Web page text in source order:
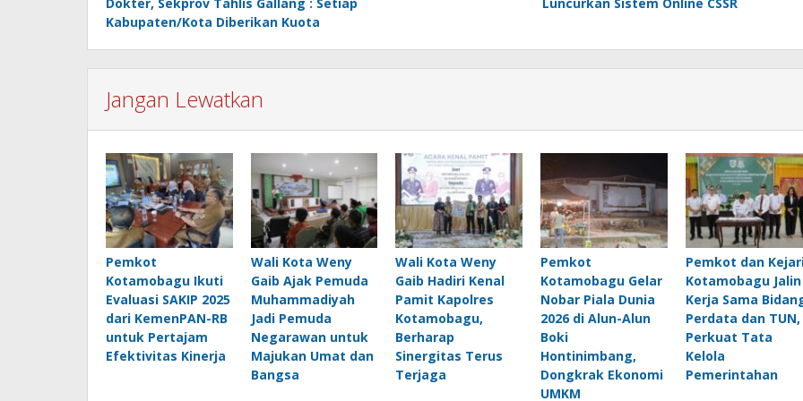
Kabupaten/Kota Diberikan Kuota
Jangan Lewatkan
Pemkot
Kotamobagu Ikuti
Evaluasi SAKIP 2025
dari KemenPAN-RB
untuk Pertajam
Efektivitas Kinerja
Wali Kota Weny
Gaib Ajak Pemuda
Muhammadiyah
Jadi Pemuda
Negarawan untuk
Majukan Umat dan
Bangsa
Wali Kota Weny
Gaib Hadiri Kenal
Pamit Kapolres
Kotamobagu,
Berharap
Sinergitas Terus
Terjaga
Pemkot
Kotamobagu Gelar
Nobar Piala Dunia
2026 di Alun-Alun
Boki
Hontinimbang,
Dongkrak Ekonomi
UMKM
Pemkot dan
Kotamobagu Jalin
Kerja Sama
Perdata dan TUN,
Perkuat Tata
Kelola
Pemerintahan